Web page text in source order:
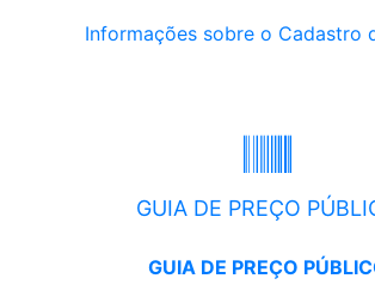
Informações sobre o Cadastro
GUIA DE PREÇO
GUIA DE PREÇO